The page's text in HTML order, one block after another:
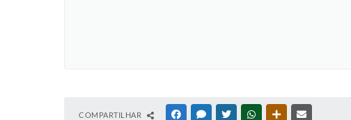
COMPARTILHAR FACEBOOKMESSENGER
TWITTERWHATSAPPOUTRAS MÍDIAS